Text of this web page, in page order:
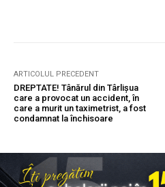
ARTICOLUL PRECEDENT
DREPTATE! Tânărul din Târlișua
care a provocat un accident, în
care a murit un taximetrist, a fost
condamnat la închisoare